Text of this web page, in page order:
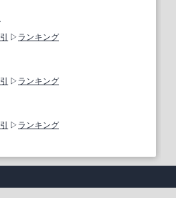
ランキング
ランキング
ランキング